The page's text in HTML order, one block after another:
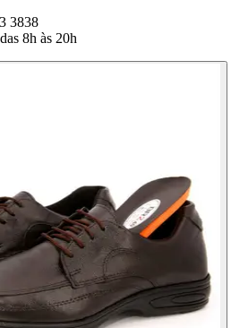
3838
8h às 20h